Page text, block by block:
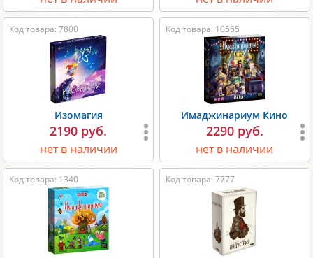
Код товара: 7800
Изомагия
2190 руб.
нет в наличии
Код товара: 10565
Имаджинариум Кино
2290 руб.
нет в наличии
Код товара: 1340 Код товара: 7777